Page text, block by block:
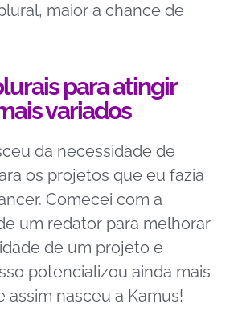
maior a chance de
para atingir
variados
da necessidade de
os projetos que eu fazia
Comecei com a
um redator para melhorar
de um projeto e
potencializou ainda mais
assim nasceu a Kamus!